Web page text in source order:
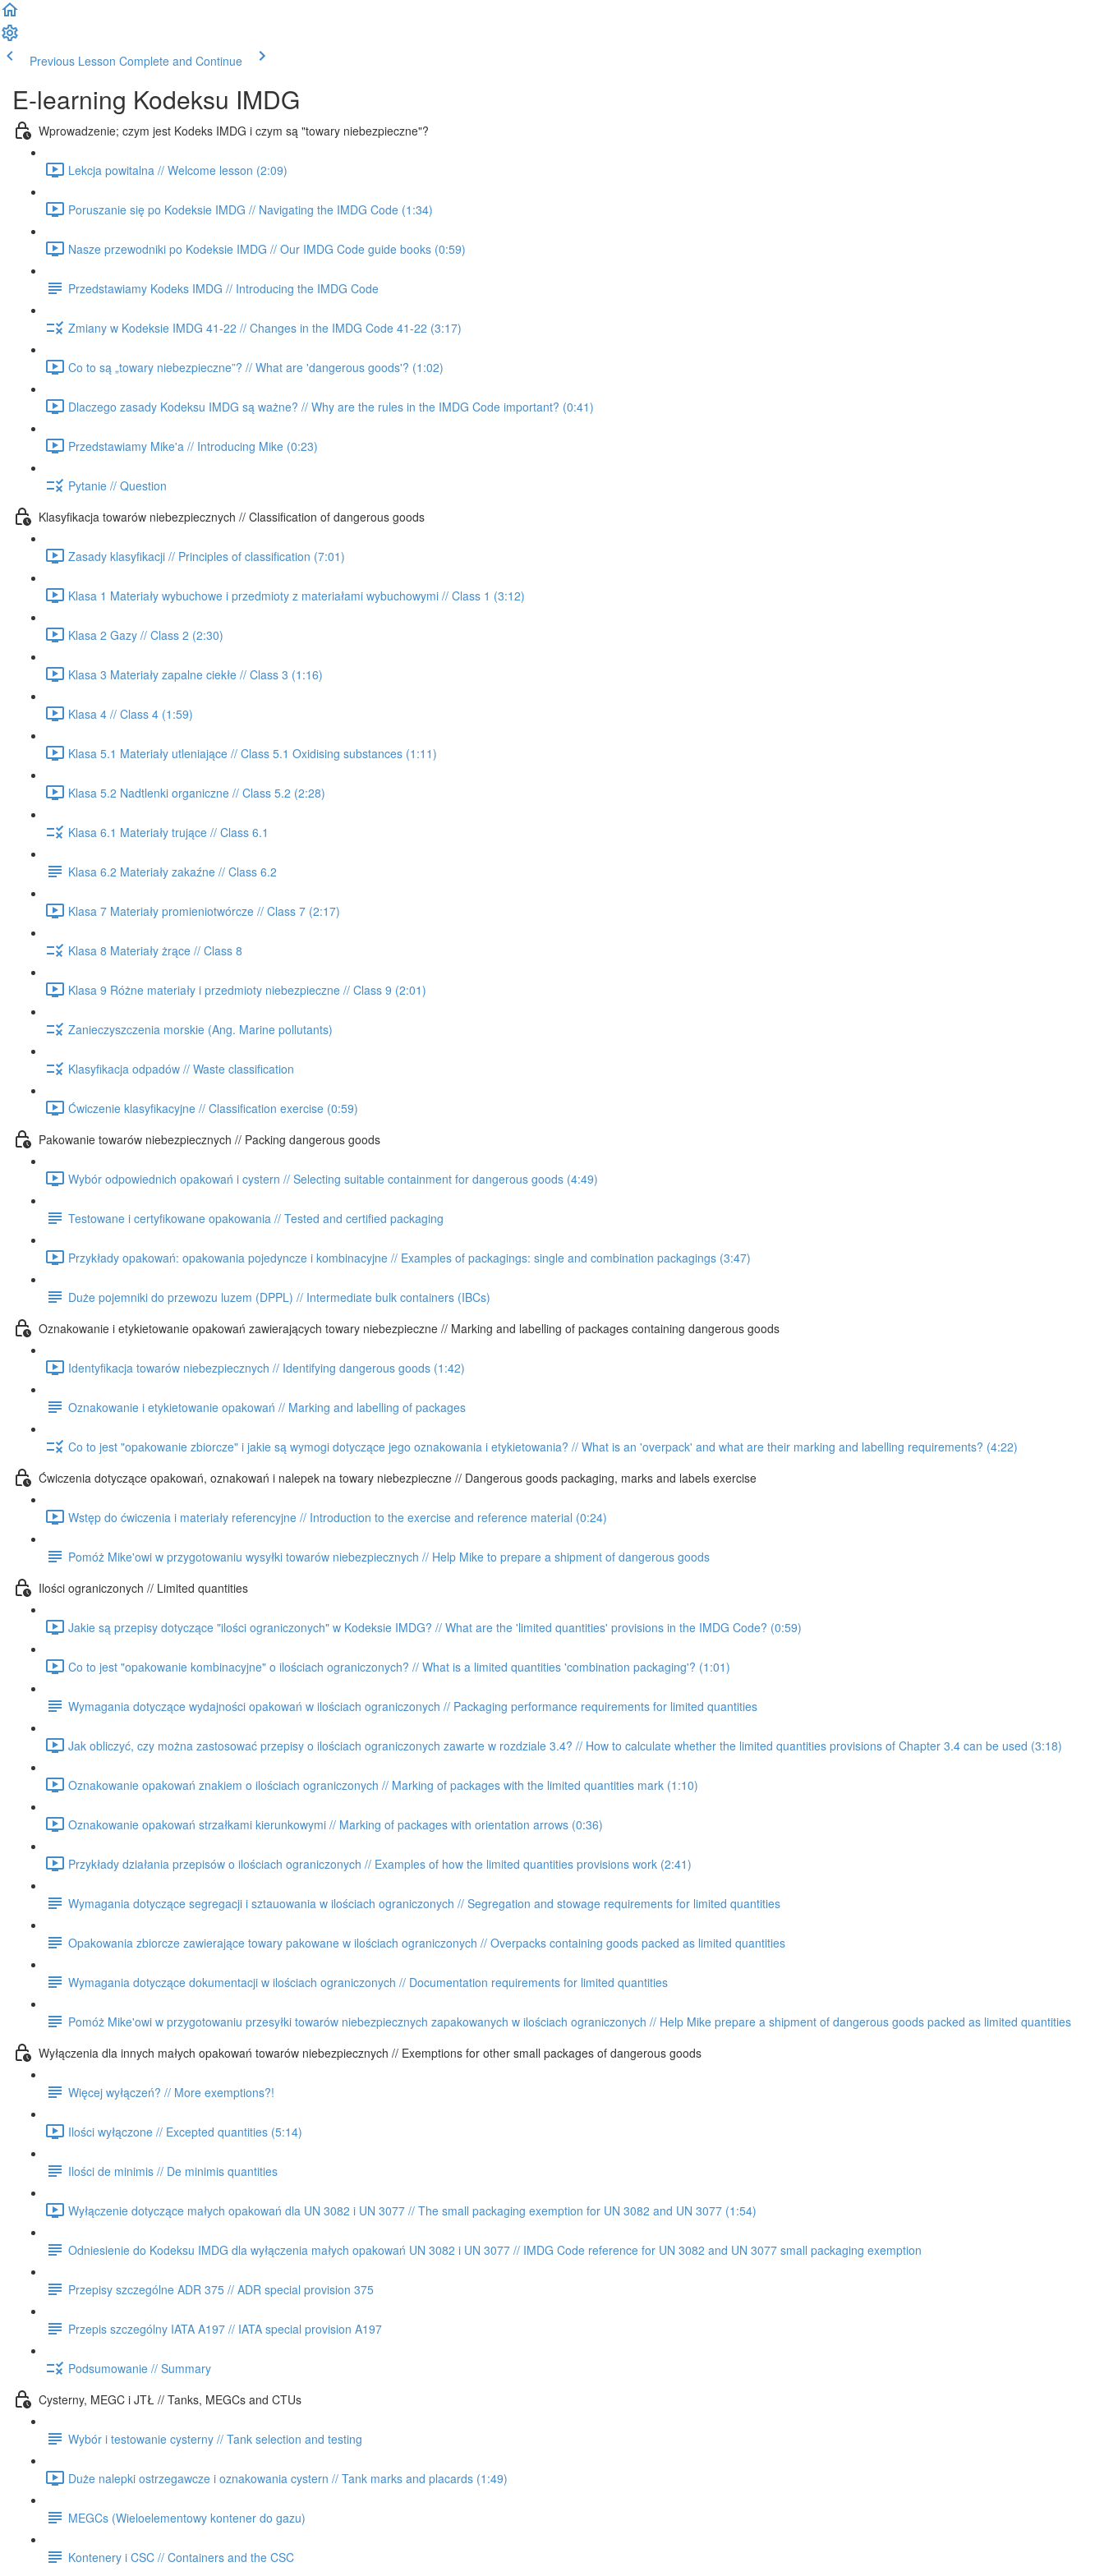
Previous Lesson Complete and Continue
E-learning Kodeksu IMDG
Wprowadzenie; czym jest Kodeks IMDG i czym są "towary niebezpieczne"?
Lekcja powitalna // Welcome lesson (2:09)
Poruszanie się po Kodeksie IMDG // Navigating the IMDG Code (1:34)
Nasze przewodniki po Kodeksie IMDG // Our IMDG Code guide books (0:59)
Przedstawiamy Kodeks IMDG // Introducing the IMDG Code
Zmiany w Kodeksie IMDG 41-22 // Changes in the IMDG Code 41-22 (3:17)
Co to są „towary niebezpieczne”? // What are 'dangerous goods'? (1:02)
Dlaczego zasady Kodeksu IMDG są ważne? // Why are the rules in the IMDG Code important? (0:41)
Przedstawiamy Mike'a // Introducing Mike (0:23)
Pytanie // Question
Klasyfikacja towarów niebezpiecznych // Classification of dangerous goods
Zasady klasyfikacji // Principles of classification (7:01)
Klasa 1 Materiały wybuchowe i przedmioty z materiałami wybuchowymi // Class 1 (3:12)
Klasa 2 Gazy // Class 2 (2:30)
Klasa 3 Materiały zapalne ciekłe // Class 3 (1:16)
Klasa 4 // Class 4 (1:59)
Klasa 5.1 Materiały utleniające // Class 5.1 Oxidising substances (1:11)
Klasa 5.2 Nadtlenki organiczne // Class 5.2 (2:28)
Klasa 6.1 Materiały trujące // Class 6.1
Klasa 6.2 Materiały zakaźne // Class 6.2
Klasa 7 Materiały promieniotwórcze // Class 7 (2:17)
Klasa 8 Materiały żrące // Class 8
Klasa 9 Różne materiały i przedmioty niebezpieczne // Class 9 (2:01)
Zanieczyszczenia morskie (Ang. Marine pollutants)
Klasyfikacja odpadów // Waste classification
Ćwiczenie klasyfikacyjne // Classification exercise (0:59)
Pakowanie towarów niebezpiecznych // Packing dangerous goods
Wybór odpowiednich opakowań i cystern // Selecting suitable containment for dangerous goods (4:49)
Testowane i certyfikowane opakowania // Tested and certified packaging
Przykłady opakowań: opakowania pojedyncze i kombinacyjne // Examples of packagings: single and combination packagings (3:47)
Duże pojemniki do przewozu luzem (DPPL) // Intermediate bulk containers (IBCs)
Oznakowanie i etykietowanie opakowań zawierających towary niebezpieczne // Marking and labelling of packages containing dangerous goods
Identyfikacja towarów niebezpiecznych // Identifying dangerous goods (1:42)
Oznakowanie i etykietowanie opakowań // Marking and labelling of packages
Co to jest "opakowanie zbiorcze" i jakie są wymogi dotyczące jego oznakowania i etykietowania? // What is an 'overpack' and what are their marking and labelling requirements? (4:22)
Ćwiczenia dotyczące opakowań, oznakowań i nalepek na towary niebezpieczne // Dangerous goods packaging, marks and labels exercise
Wstęp do ćwiczenia i materiały referencyjne // Introduction to the exercise and reference material (0:24)
Pomóż Mike'owi w przygotowaniu wysyłki towarów niebezpiecznych // Help Mike to prepare a shipment of dangerous goods
Ilości ograniczonych // Limited quantities
Jakie są przepisy dotyczące "ilości ograniczonych" w Kodeksie IMDG? // What are the 'limited quantities' provisions in the IMDG Code? (0:59)
Co to jest "opakowanie kombinacyjne" o ilościach ograniczonych? // What is a limited quantities 'combination packaging'? (1:01)
Wymagania dotyczące wydajności opakowań w ilościach ograniczonych // Packaging performance requirements for limited quantities
Jak obliczyć, czy można zastosować przepisy o ilościach ograniczonych zawarte w rozdziale 3.4? // How to calculate whether the limited quantities provisions of Chapter 3.4 can be used (3:18)
Oznakowanie opakowań znakiem o ilościach ograniczonych // Marking of packages with the limited quantities mark (1:10)
Oznakowanie opakowań strzałkami kierunkowymi // Marking of packages with orientation arrows (0:36)
Przykłady działania przepisów o ilościach ograniczonych // Examples of how the limited quantities provisions work (2:41)
Wymagania dotyczące segregacji i sztauowania w ilościach ograniczonych // Segregation and stowage requirements for limited quantities
Opakowania zbiorcze zawierające towary pakowane w ilościach ograniczonych // Overpacks containing goods packed as limited quantities
Wymagania dotyczące dokumentacji w ilościach ograniczonych // Documentation requirements for limited quantities
Pomóż Mike'owi w przygotowaniu przesyłki towarów niebezpiecznych zapakowanych w ilościach ograniczonych // Help Mike prepare a shipment of dangerous goods packed as limited quantities
Wyłączenia dla innych małych opakowań towarów niebezpiecznych // Exemptions for other small packages of dangerous goods
Więcej wyłączeń? // More exemptions?!
Ilości wyłączone // Excepted quantities (5:14)
Ilości de minimis // De minimis quantities
Wyłączenie dotyczące małych opakowań dla UN 3082 i UN 3077 // The small packaging exemption for UN 3082 and UN 3077 (1:54)
Odniesienie do Kodeksu IMDG dla wyłączenia małych opakowań UN 3082 i UN 3077 // IMDG Code reference for UN 3082 and UN 3077 small packaging exemption
Przepisy szczególne ADR 375 // ADR special provision 375
Przepis szczególny IATA A197 // IATA special provision A197
Podsumowanie // Summary
Cysterny, MEGC i JTŁ // Tanks, MEGCs and CTUs
Wybór i testowanie cysterny // Tank selection and testing
Duże nalepki ostrzegawcze i oznakowania cystern // Tank marks and placards (1:49)
MEGCs (Wieloelementowy kontener do gazu)
Kontenery i CSC // Containers and the CSC